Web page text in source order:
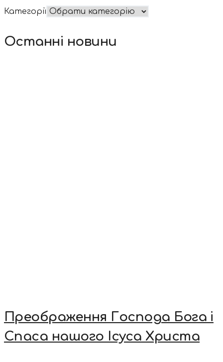
Категорії
Останні новини
Преображення Господа Бога і
Спаса нашого Ісуса Христа